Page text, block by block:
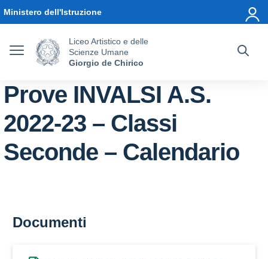
Ministero dell'Istruzione
Liceo Artistico e delle
Scienze Umane
Giorgio de Chirico
Prove INVALSI A.S.
2022-23 – Classi
Seconde – Calendario
Documenti